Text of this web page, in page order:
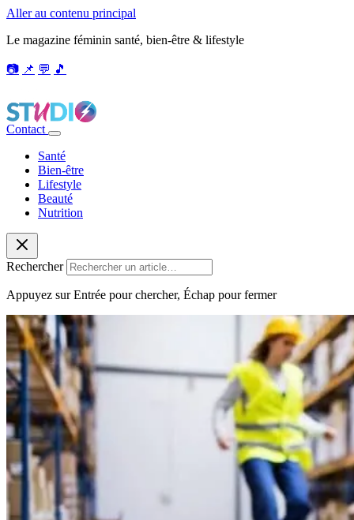
Aller au contenu principal
Le magazine féminin santé, bien-être & lifestyle
📷 📌 💬 🎵
Contact
Santé
Bien-être
Lifestyle
Beauté
Nutrition
Rechercher
Appuyez sur Entrée pour chercher, Échap pour fermer